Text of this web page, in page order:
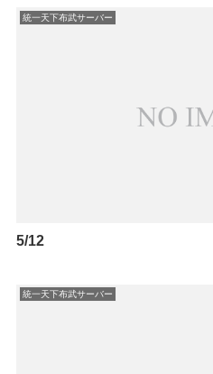
統一天下布武サーバー
5/12
統一天下布武サーバー